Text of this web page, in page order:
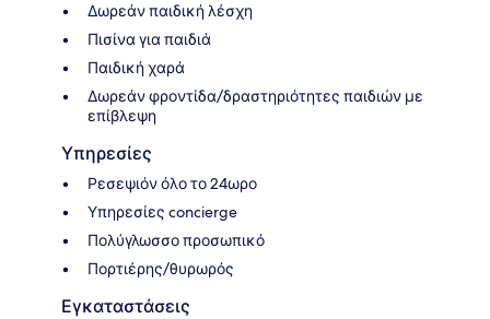
Δωρεάν παιδική λέσχη
Πισίνα για παιδιά
Παιδική χαρά
Δωρεάν φροντίδα/δραστηριότητες παιδιών με
επίβλεψη
Υπηρεσίες
Ρεσεψιόν όλο το 24ωρο
Υπηρεσίες concierge
Πολύγλωσσο προσωπικό
Πορτιέρης/θυρωρός
Εγκαταστάσεις